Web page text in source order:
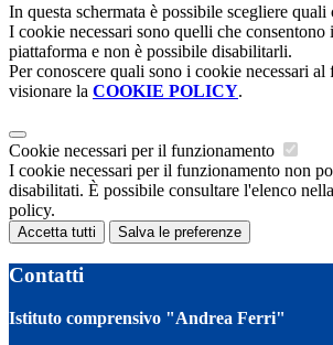
In questa schermata è possibile scegliere
I cookie necessari sono quelli che
piattaforma e non è possibile disabilitarli.
Per conoscere quali sono i cookie necessari
visionare la COOKIE POLICY.
Cookie necessari per il funzionamento
I cookie necessari per il funzionamento non
disabilitati. È possibile consultare l'elenco
policy.
Accetta tutti Salva le preferenze
Contatti
Istituto comprensivo "Andrea Ferri"